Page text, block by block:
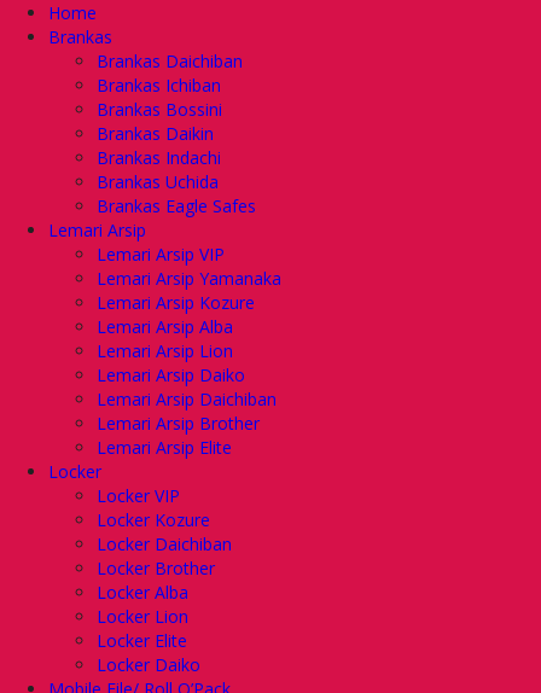
Home
Brankas
Brankas Daichiban
Brankas Ichiban
Brankas Bossini
Brankas Daikin
Brankas Indachi
Brankas Uchida
Brankas Eagle Safes
Lemari Arsip
Lemari Arsip VIP
Lemari Arsip Yamanaka
Lemari Arsip Kozure
Lemari Arsip Alba
Lemari Arsip Lion
Lemari Arsip Daiko
Lemari Arsip Daichiban
Lemari Arsip Brother
Lemari Arsip Elite
Locker
Locker VIP
Locker Kozure
Locker Daichiban
Locker Brother
Locker Alba
Locker Lion
Locker Elite
Locker Daiko